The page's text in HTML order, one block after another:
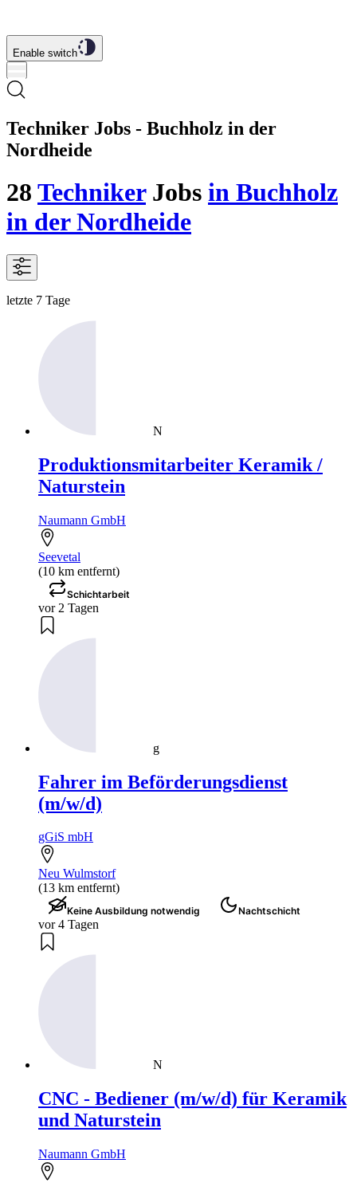
Enable switch
Techniker Jobs - Buchholz in der
Nordheide
28 TechnikerJobs in Buchholz
in der Nordheide
letzte 7 Tage
N
Produktionsmitarbeiter Keramik /
Naturstein
Naumann GmbH
Seevetal
(10 km entfernt)
Schichtarbeit
vor 2 Tagen
g
Fahrer im Beförderungsdienst
(m/w/d)
gGiS mbH
Neu Wulmstorf
(13 km entfernt)
Keine Ausbildung notwendig Nachtschicht
vor 4 Tagen
N
CNC - Bediener (m/w/d) für Keramik
und Naturstein
Naumann GmbH